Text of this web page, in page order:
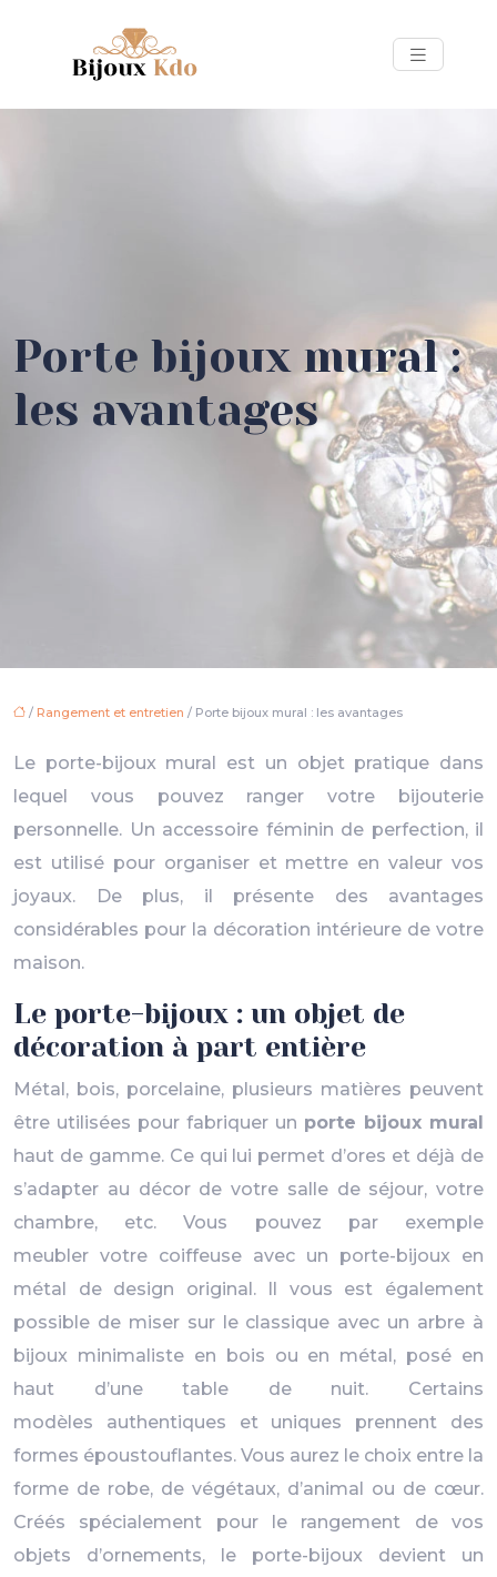
Porte bijoux mural :
les avantages
/ Rangement et entretien / Porte bijoux mural : les avantages
Le porte-bijoux mural est un objet pratique dans
lequel vous pouvez ranger votre bijouterie
personnelle. Un accessoire féminin de perfection, il
est utilisé pour organiser et mettre en valeur vos
joyaux. De plus, il présente des avantages
considérables pour la décoration intérieure de votre
maison.
Le porte-bijoux : un objet de
décoration à part entière
Métal, bois, porcelaine, plusieurs matières peuvent
être utilisées pour fabriquer un porte bijoux mural
haut de gamme. Ce qui lui permet d’ores et déjà de
s’adapter au décor de votre salle de séjour, votre
chambre, etc. Vous pouvez par exemple
meubler votre coiffeuse avec un porte-bijoux en
métal de design original. Il vous est également
possible de miser sur le classique avec un arbre à
bijoux minimaliste en bois ou en métal, posé en
haut d’une table de nuit. Certains
modèles authentiques et uniques prennent des
formes époustouflantes. Vous aurez le choix entre la
forme de robe, de végétaux, d’animal ou de cœur.
Créés spécialement pour le rangement de vos
objets d’ornements, le porte-bijoux devient un